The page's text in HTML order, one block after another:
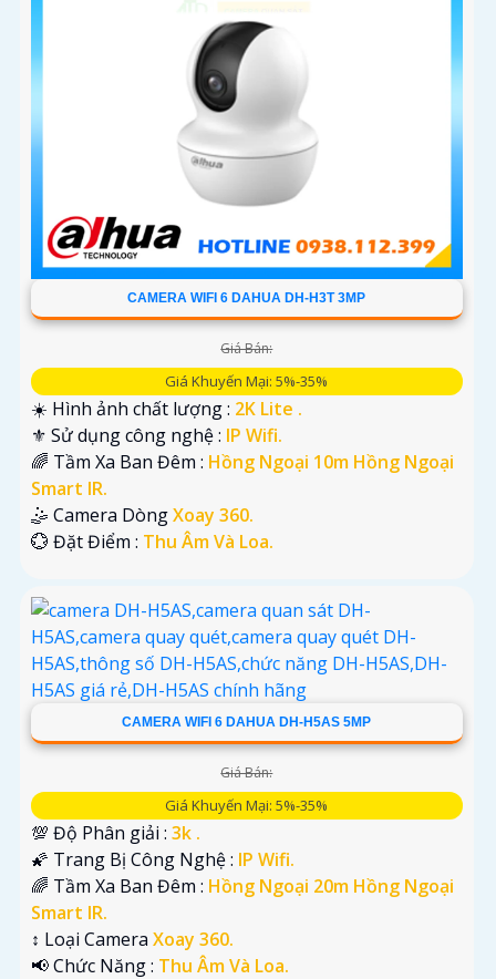
Chúc bạn tìm được giải pháp an ninh phù hợp!
CAMERA WIFI 6 DAHUA DH-H3T 3MP
Giá Bán:
Giá Khuyến Mại: 5%-35%
☀️ Hình ảnh chất lượng : 2K Lite .
⚜️ Sử dụng công nghệ : IP Wifi.
🌈 Tầm Xa Ban Đêm : Hồng Ngoại 10m Hồng Ngoại
Smart IR.
🤹 Camera DòngXoay 360.
️💮 Đặt Điểm : Thu Âm Và Loa.
CAMERA WIFI 6 DAHUA DH-H5AS 5MP
Giá Bán:
Giá Khuyến Mại: 5%-35%
💯 Độ Phân giải : 3k .
🌠 Trang Bị Công Nghệ : IP Wifi.
🌈 Tầm Xa Ban Đêm : Hồng Ngoại 20m Hồng Ngoại
Smart IR.
↕️ Loại Camera Xoay 360.
️📢 Chức Năng : Thu Âm Và Loa.